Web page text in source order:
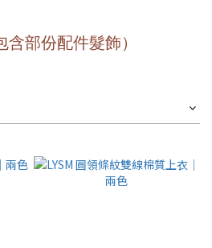
部份配件髮飾）